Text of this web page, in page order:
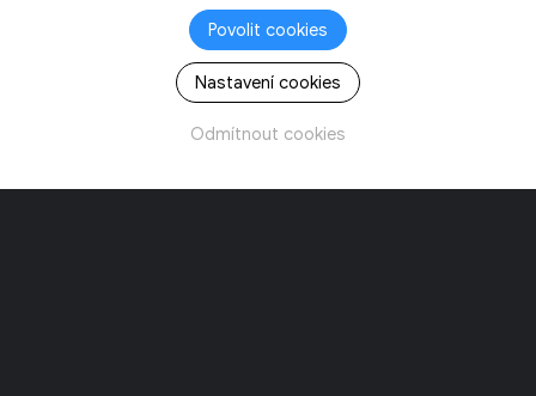
Povolit cookies
Nastavení cookies
Odmítnout cookies